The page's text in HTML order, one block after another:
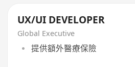
UX/UI DEVELOPER
Global Executive
提供額外醫療保險